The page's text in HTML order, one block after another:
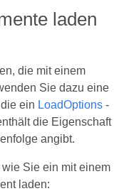
laden
die mit einem
Sie dazu eine
ein LoadOptions-
die Eigenschaft
angibt.
Sie ein mit einem
laden: